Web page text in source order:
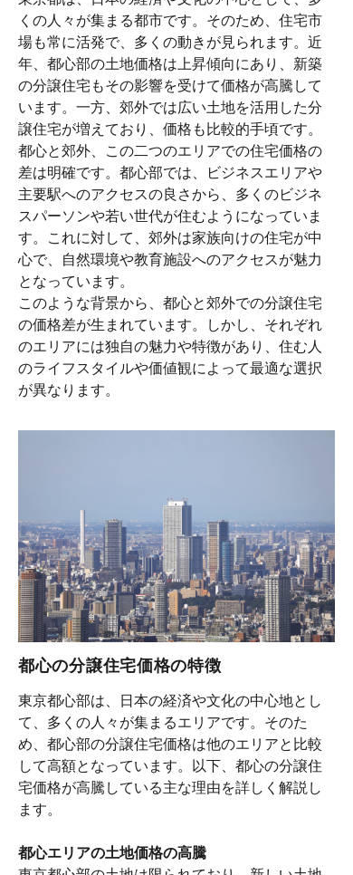
くの人々が集まる都市です。そのため、住宅市
場も常に活発で、多くの動きが見られます。近
年、都心部の土地価格は上昇傾向にあり、新築
の分譲住宅もその影響を受けて価格が高騰して
います。一方、郊外では広い土地を活用した分
譲住宅が増えており、価格も比較的手頃です。
都心と郊外、この二つのエリアでの住宅価格の
差は明確です。都心部では、ビジネスエリアや
主要駅へのアクセスの良さから、多くのビジネ
スパーソンや若い世代が住むようになっていま
す。これに対して、郊外は家族向けの住宅が中
心で、自然環境や教育施設へのアクセスが魅力
となっています。
このような背景から、都心と郊外での分譲住宅
の価格差が生まれています。しかし、それぞれ
のエリアには独自の魅力や特徴があり、住む人
のライフスタイルや価値観によって最適な選択
が異なります。
都心の分譲住宅価格の特徴
東京都心部は、日本の経済や文化の中心地とし
て、多くの人々が集まるエリアです。そのた
め、都心部の分譲住宅価格は他のエリアと比較
して高額となっています。以下、都心の分譲住
宅価格が高騰している主な理由を詳しく解説し
ます。
都心エリアの土地価格の高騰